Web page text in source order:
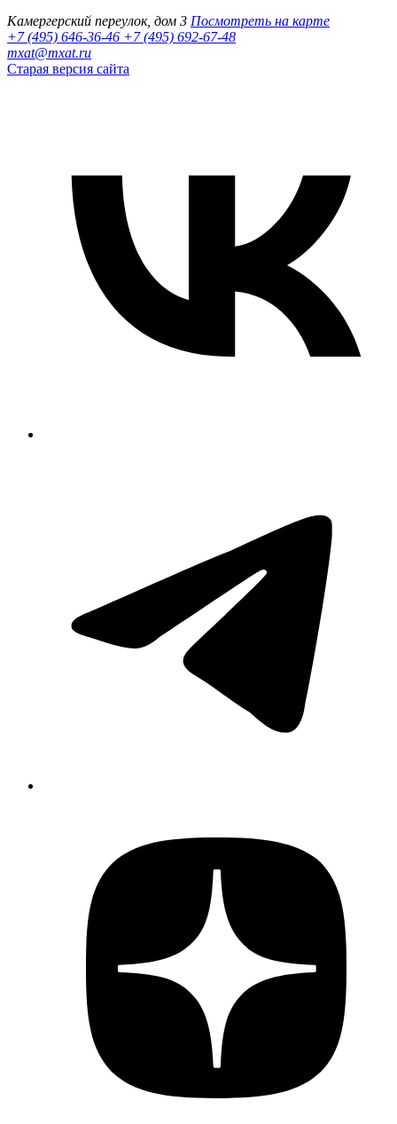
Камергерский переулок, дом 3 Посмотреть на карте
+7 (495) 646-36-46 +7 (495) 692-67-48‬
mxat@mxat.ru
Старая версия сайта